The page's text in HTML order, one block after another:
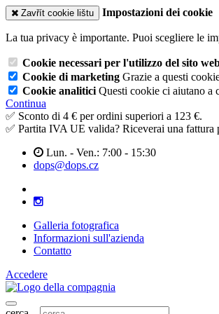
Zavřít cookie lištu Impostazioni dei cookie
La tua privacy è importante. Puoi scegliere le
Cookie necessari per l'utilizzo del sito
Cookie di marketing Grazie a questi
Cookie analitici Questi cookie ci aiutano a
Continua
✅ Sconto di 4 € per ordini superiori a 123 €.
✅ Partita IVA UE valida? Riceverai una fattura
Lun. - Ven.: 7:00 - 15:30
dops@dops.cz
Galleria fotografica
Informazioni sull'azienda
Contatto
Accedere